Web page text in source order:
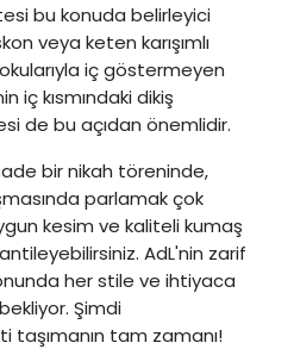
bu konuda belirleyici
veya keten karışımlı
iç göstermeyen
iç kısmındaki dikiş
de bu açıdan önemlidir.
bir nikah töreninde,
parlamak çok
kesim ve kaliteli kumaş
AdL'nin zarif
her stile ve ihtiyaca
Şimdi
taşımanın tam zamanı!